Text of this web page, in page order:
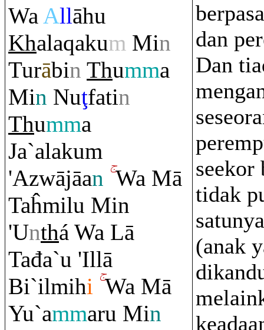
WaAllāhu
Khalaqakum Min
Turābin Thumma
Min Nuţfatin
Thumma
Ja`alakum
'Azwājāan Wa Mā
Taĥmilu Min
'Unthá Wa Lā
Tađa`u 'Illā
Bi`ilmihi Wa Mā
Yu`ammaru Min
dan
Dan
seekor
tidak
(anak